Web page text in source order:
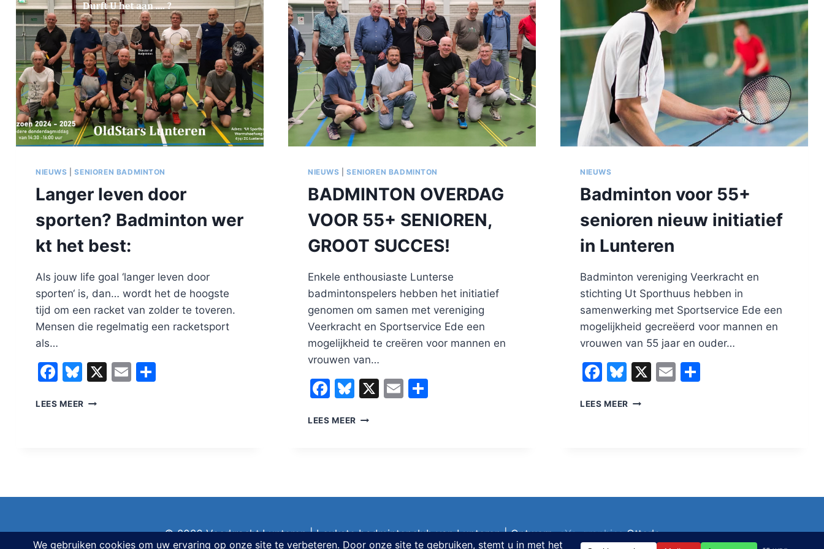
NIEUWS |SENIOREN BADMINTON
Langer leven door
sporten? Badminton wer
kt het best:
Als jouw life goal ‘langer leven door
sporten‘ is, dan… wordt het de hoogste
tijd om een racket van zolder te toveren.
Mensen die regelmatig een racketsport
als…
Facebook
Bluesky
X Email
LEES MEER LANGER
NIEUWS |SENIOREN BADMINTON
BADMINTON OVERDAG
VOOR 55+ SENIOREN,
GROOT SUCCES!
Enkele enthousiaste Lunterse
badmintonspelers hebben het initiatief
genomen om samen met vereniging
Veerkracht en Sportservice Ede een
mogelijkheid te creëren voor mannen en
vrouwen van…
Facebook
Bluesky
X Email
LEES MEER BADMINTON
SUCCES!
NIEUWS
Badminton voor 55+
senioren nieuw initiatief
in Lunteren
Badminton vereniging Veerkracht en
stichting Ut Sporthuus hebben in
samenwerking met Sportservice Ede een
mogelijkheid gecreëerd voor mannen en
vrouwen van 55 jaar en ouder…
Facebook
Bluesky
X Email
LEES MEER BADMINTON
© 2026 Veerkracht Lunteren | Leukste badmintonclub van Lunteren | Ontwerp:eYe-graphicsOtterlo